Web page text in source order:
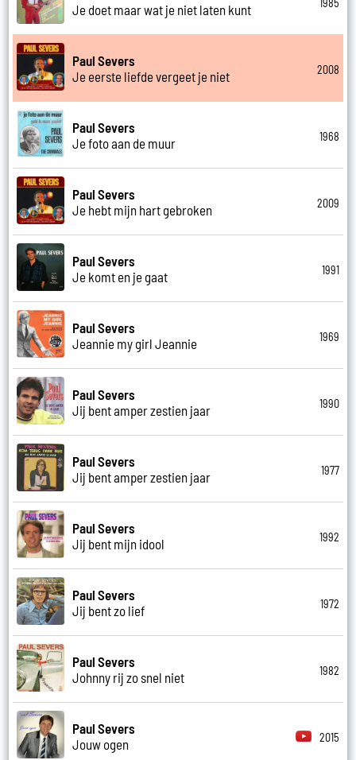
Je doet maar wat je niet laten kunt
Paul Severs
Je eerste liefde vergeet je niet
2008
Paul Severs
Je foto aan de muur
1968
Paul Severs
Je hebt mijn hart gebroken
2009
Paul Severs
Je komt en je gaat
1991
Paul Severs
Jeannie my girl Jeannie
1969
Paul Severs
Jij bent amper zestien jaar
1990
Paul Severs
Jij bent amper zestien jaar
1977
Paul Severs
Jij bent mijn idool
1992
Paul Severs
Jij bent zo lief
1972
Paul Severs
Johnny rij zo snel niet
1982
Paul Severs
Jouw ogen
2015